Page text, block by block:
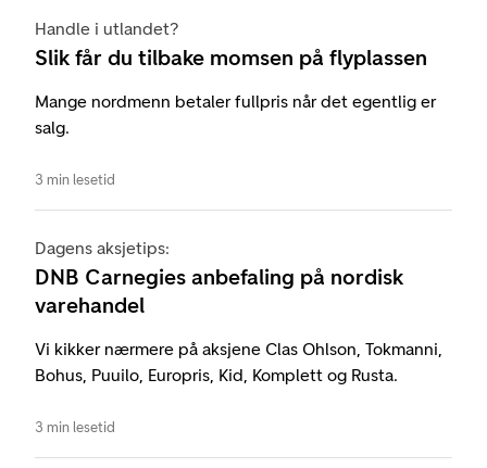
Handle i utlandet?
Slik får du tilbake momsen på flyplassen
Mange nordmenn betaler fullpris når det egentlig er
salg.
3 min lesetid
Dagens aksjetips:
DNB Carnegies anbefaling på nordisk
varehandel
Vi kikker nærmere på aksjene Clas Ohlson, Tokmanni,
Bohus, Puuilo, Europris, Kid, Komplett og Rusta.
3 min lesetid